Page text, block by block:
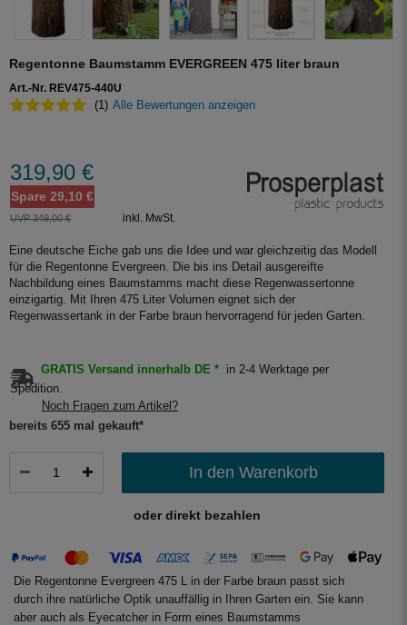
Regentonne Baumstamm EVERGREEN 475 liter braun
Art.-Nr. REV475-440U
(1) Alle Bewertungen anzeigen
319,90 €
Spare 29,10 €
UVP 349,00 € inkl. MwSt.
Eine deutsche Eiche gab uns die Idee und war gleichzeitig das Modell
für die Regentonne Evergreen. Die bis ins Detail ausgereifte
Nachbildung eines Baumstamms macht diese Regenwassertonne
einzigartig. Mit Ihren 475 Liter Volumen eignet sich der
Regenwassertank in der Farbe braun hervorragend für jeden Garten.
GRATIS Versand innerhalb DE *
in 2-4 Werktage per
Spedition.
Noch Fragen zum Artikel?
bereits 655 mal gekauft*
In den Warenkorb
oder direkt bezahlen
Die Regentonne Evergreen 475 L in der Farbe braun passt sich
durch ihre natürliche Optik unauffällig in Ihren Garten ein. Sie kann
aber auch als Eyecatcher in Form eines Baumstamms